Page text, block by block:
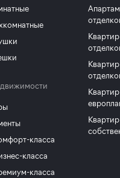
класса
класса
класса